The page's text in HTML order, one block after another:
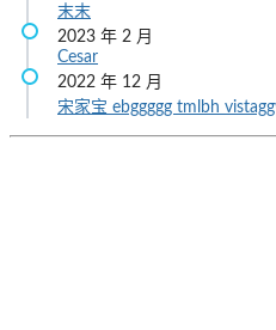
末末
2023 年 2 月
Cesar
2022 年 12 月
宋家宝 ebggggg tmlbh